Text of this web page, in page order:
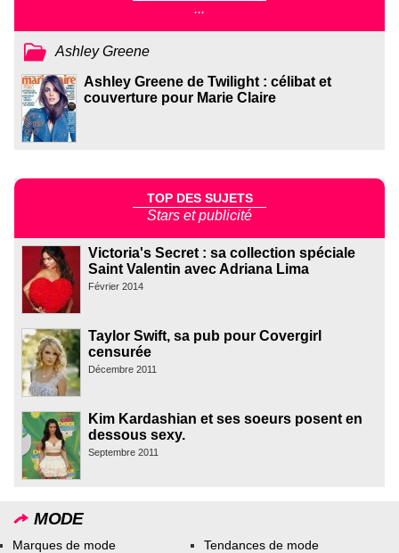
...
Ashley Greene
Ashley Greene de Twilight : célibat et
couverture pour Marie Claire
TOP DES SUJETS
Stars et publicité
Victoria's Secret : sa collection spéciale
Saint Valentin avec Adriana Lima
Février 2014
Taylor Swift, sa pub pour Covergirl
censurée
Décembre 2011
Kim Kardashian et ses soeurs posent en
dessous sexy.
Septembre 2011
MODE
Marques de mode Tendances de mode